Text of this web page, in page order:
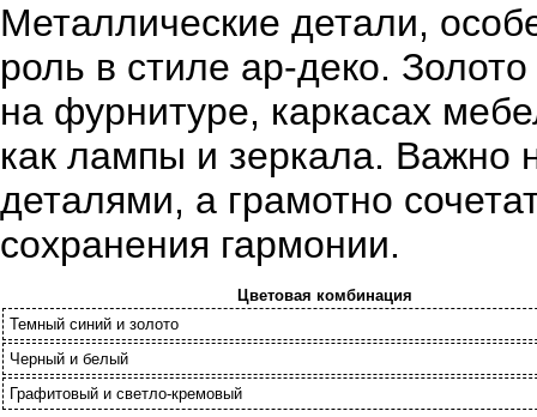
Металлические детали,
роль в стиле ар-деко.
на фурнитуре, каркасах
как лампы и зеркала. Важно
деталями, а грамотно
сохранения гармонии.
Цветовая комбинация
Темный синий и золото
Черный и белый
Графитовый и светло-кремовый